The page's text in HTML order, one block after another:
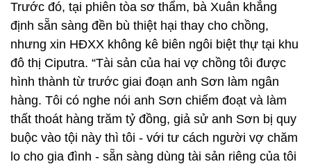
Trước đó, tại phiên tòa sơ thẩm, bà Xuân khẳng
định sẵn sàng đền bù thiệt hại thay cho chồng,
nhưng xin HĐXX không kê biên ngôi biệt thự tại khu
đô thị Ciputra. “Tài sản của hai vợ chồng tôi được
hình thành từ trước giai đoạn anh Sơn làm ngân
hàng. Tôi có nghe nói anh Sơn chiếm đoạt và làm
thất thoát hàng trăm tỷ đồng, giả sử anh Sơn bị quy
buộc vào tội này thì tôi - với tư cách người vợ chăm
lo cho gia đình - sẵn sàng dùng tài sản riêng của tôi